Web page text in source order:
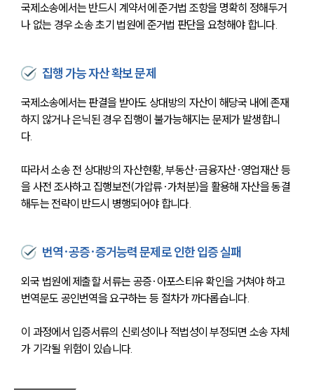
국제소송에서는 반드시 계약서에 준거법 조항을 명확히 정해두거
나 없는 경우 소송 초기 법원에 준거법 판단을 요청해야 합니다.
집행 가능 자산 확보 문제
국제소송에서는 판결을 받아도 상대방의 자산이 해당국 내에 존재
하지 않거나 은닉된 경우 집행이 불가능해지는 문제가 발생합니
다.
따라서 소송 전 상대방의 자산현황, 부동산·금융자산·영업재산 등
을 사전 조사하고 집행보전(가압류·가처분)을 활용해 자산을 동결
해두는 전략이 반드시 병행되어야 합니다.
번역·공증·증거능력 문제로 인한 입증 실패
외국 법원에 제출할 서류는 공증·아포스티유 확인을 거쳐야 하고
번역문도 공인번역을 요구하는 등 절차가 까다롭습니다.
이 과정에서 입증서류의 신뢰성이나 적법성이 부정되면 소송 자체
가 기각될 위험이 있습니다.